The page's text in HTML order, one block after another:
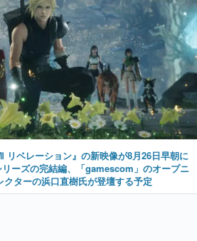
リベレーション』の新映像が8月26日早朝に
ーズの完結編、「gamescom」のオープニ
ターの浜口直樹氏が登壇する予定